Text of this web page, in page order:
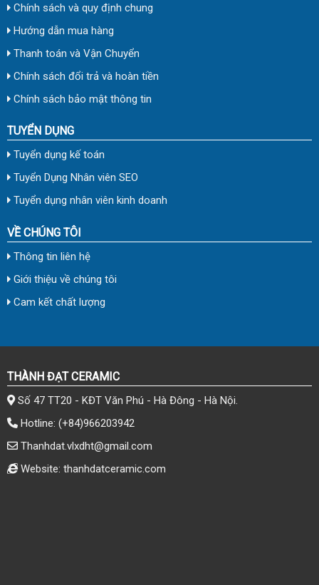
Chính sách và quy định chung
Hướng dẫn mua hàng
Thanh toán và Vận Chuyển
Chính sách đổi trả và hoàn tiền
Chính sách bảo mật thông tin
TUYỂN DỤNG
Tuyển dụng kế toán
Tuyển Dụng Nhân viên SEO
Tuyển dụng nhân viên kinh doanh
VỀ CHÚNG TÔI
Thông tin liên hệ
Giới thiệu về chúng tôi
Cam kết chất lượng
THÀNH ĐẠT CERAMIC
Số 47 TT20 - KĐT Văn Phú - Hà Đông - Hà Nội.
Hotline: (+84)966203942
Thanhdat.vlxdht@gmail.com
Website: thanhdatceramic.com